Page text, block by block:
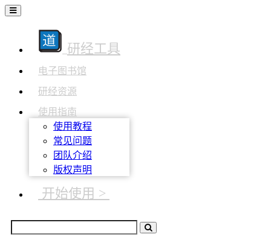
研经工具
电子图书馆
研经资源
使用指南
使用教程
常见问题
团队介绍
版权声明
开始使用 >